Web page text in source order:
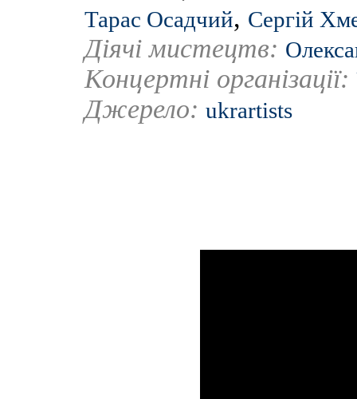
Тарас Осадчий, Сергій
Діячі мистецтв:
Концертні організації:
Джерело: ukrartists